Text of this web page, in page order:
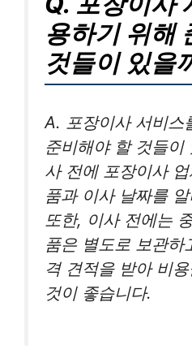
용하기 위해
것들이 있을
A. 포장이사 서비스
준비해야 할 것들이
사 전에 포장이사
품과 이사 날짜를
또한, 이사 전에는
품은 별도로 보관하
격 견적을 받아 비
것이 좋습니다.